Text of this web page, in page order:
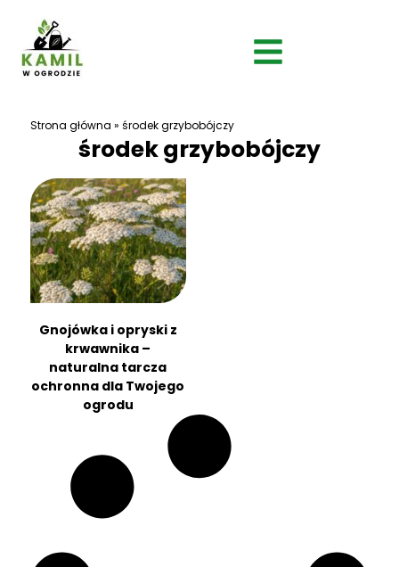
Strona główna » środek grzybobójczy
środek grzybobójczy
Gnojówka i opryski z
krwawnika –
naturalna tarcza
ochronna dla Twojego
ogrodu